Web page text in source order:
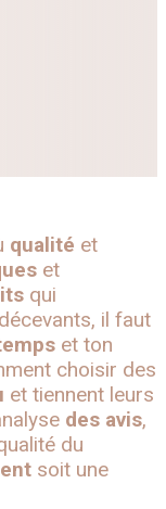
qualité et
et
qui
il faut
et ton
choisir des
et tiennent leurs
des avis,
du
soit une